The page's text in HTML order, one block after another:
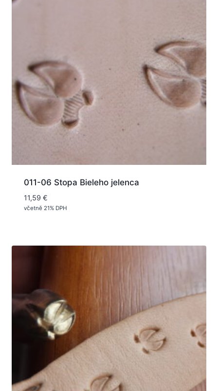
011-06 Stopa Bieleho jelenca
11,59 €
včetně 21% DPH